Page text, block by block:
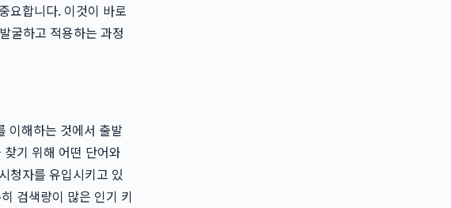
요합니다. 이것이 바로
굴하고 적용하는 과정
이해하는 것에서 출발
기 위해 어떤 단어와
청자를 유입시키고 있
검색량이 많은 인기 키